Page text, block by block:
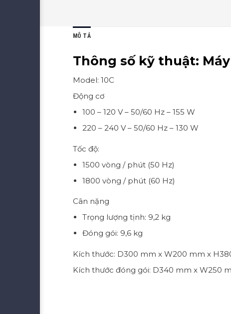
MÔ TẢ
Thông số kỹ thuật:
Model: 10C
Động cơ
100 – 120 V – 50/60 Hz – 155 W
220 – 240 V – 50/60 Hz – 130 W
Tốc độ:
1500 vòng / phút (50 Hz)
1800 vòng / phút (60 Hz)
Cân nặng
Trọng lượng tịnh: 9,2 kg
Đóng gói: 9,6 kg
Kích thước: D300 mm x W200 mm x
Kích thước đóng gói: D340 mm x W250